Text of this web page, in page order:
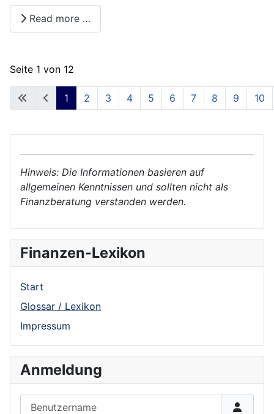
Read more …
Seite 1 von 12
1 2 3 4 5 6 7 8 9 10
Hinweis: Die Informationen basieren auf
allgemeinen Kenntnissen und sollten nicht als
Finanzberatung verstanden werden.
Finanzen-Lexikon
Start
Glossar / Lexikon
Impressum
Anmeldung